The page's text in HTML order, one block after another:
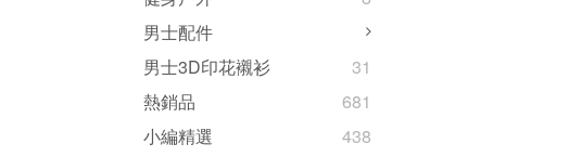
男士配件
男士3D印花襯衫
31
熱銷品
681
小編精選
438